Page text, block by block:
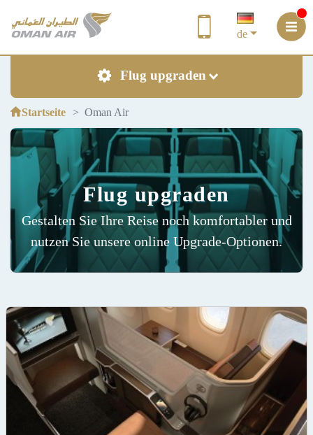
de
Flug upgraden
Startseite Oman Air
Flug upgraden
Gestalten Sie Ihre Reise noch komfortabler und
nutzen Sie unsere online Upgrade-Optionen.